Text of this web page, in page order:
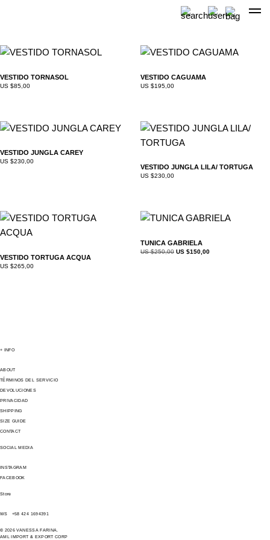
to
VESTIDO TORNASOL
US $85,00
VESTIDO CAGUAMA
US $195,00
VESTIDO JUNGLA CAREY
US $230,00
VESTIDO JUNGLA LILA/ TORTUGA
US $230,00
VESTIDO TORTUGA ACQUA
US $265,00
TUNICA GABRIELA
US $250,00 US $150,00
+ INFO
ABOUT
TÉRMINOS DEL SERVICIO
DEVOLUCIONES
PRIVACIDAD
SHIPPING
SIZE GUIDE
CONTACT
SOCIAL MEDIA
INSTAGRAM
FACEBOOK
Store
WS +58 424 1694391
© 2026 VANESSA FARINA.
AML IMPORT & EXPORT CORP